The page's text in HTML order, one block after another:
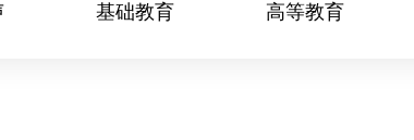
基础教育 高等教育